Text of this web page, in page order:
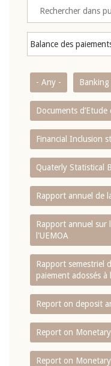
- Any -
Documents d’Etude
Financial Inclusion
Quaterly Statistical
Rapport annuel de
Rapport annuel sur
l'UEMOA
Rapport semestriel
paiement adossés
Report on deposit
Report on
Report on